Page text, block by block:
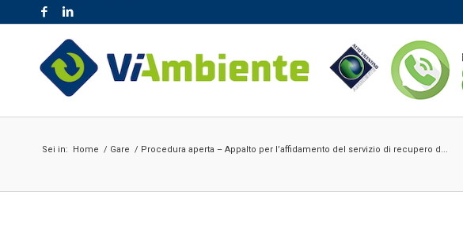
Sei in: Home / Gare / Procedura aperta – Appalto per l’affidamento del servizio di recupero d...